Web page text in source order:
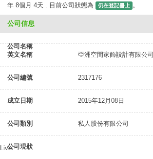
年 8個月 4天 . 目前公司狀態為
仍在登記冊上 。
公司信息
公司名稱
英文名稱
亞洲空間家飾設計有限公司
公司編號 2317176
成立日期 2015年12月08日
公司類別 私人股份有限公司
公司現狀
Live